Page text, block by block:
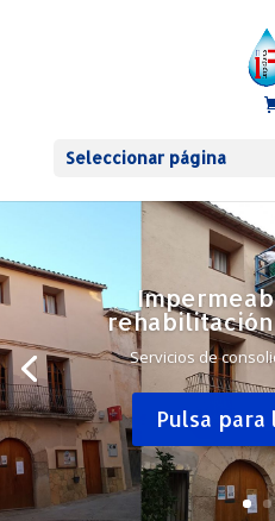
Seleccionar página
Servicios de
Pulsa